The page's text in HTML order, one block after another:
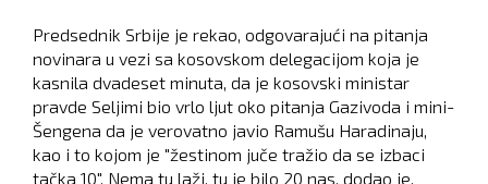
Predsednik Srbije je rekao, odgovarajući na pitanja
novinara u vezi sa kosovskom delegacijom koja je
kasnila dvadeset minuta, da je kosovski ministar
pravde Seljimi bio vrlo ljut oko pitanja Gazivoda i mini-
Šengena da je verovatno javio Ramušu Haradinaju,
kao i to kojom je "žestinom juče tražio da se izbaci
tačka 10". Nema tu laži, tu je bilo 20 nas, dodao je.